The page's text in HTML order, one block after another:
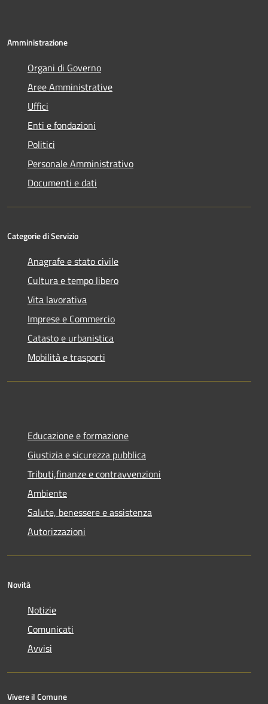
Amministrazione
Organi di Governo
Aree Amministrative
Uffici
Enti e fondazioni
Politici
Personale Amministrativo
Documenti e dati
Categorie di Servizio
Anagrafe e stato civile
Cultura e tempo libero
Vita lavorativa
Imprese e Commercio
Catasto e urbanistica
Mobilità e trasporti
Educazione e formazione
Giustizia e sicurezza pubblica
Tributi,finanze e contravvenzioni
Ambiente
Salute, benessere e assistenza
Autorizzazioni
Novità
Notizie
Comunicati
Avvisi
Vivere il Comune